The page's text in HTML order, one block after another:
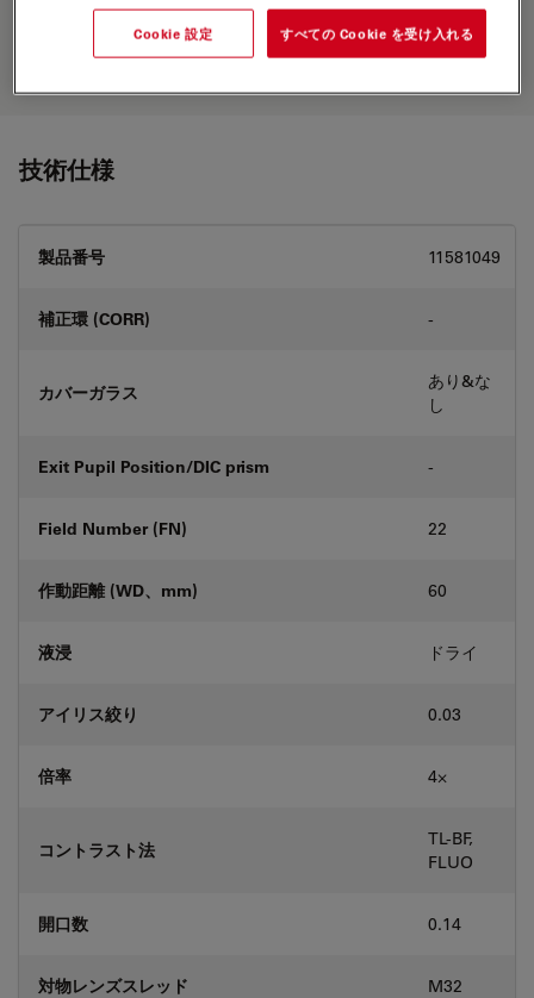
ourObjective Finder
alternatives, and find the best fit for
your needs.
技術仕様
製品番号 11581049
補正環 (CORR) -
カバーガラス
あり&な
し
Exit Pupil Position/DIC prism -
Field Number (FN) 22
作動距離 (WD、mm) 60
液浸 ドライ
アイリス絞り 0.03
倍率 4⨉
コントラスト法
TL-BF,
FLUO
開口数 0.14
対物レンズスレッド M32
Cookie 設定 すべての Cookie を受け入れる